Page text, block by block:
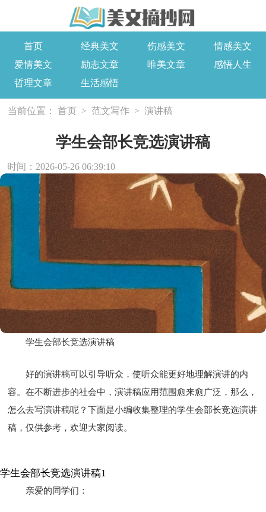
首页 经典美文 伤感美文
情感美文
爱情美文
励志文章 唯美文章
感悟人生
哲理文章
生活感悟
当前位置： 首页 > 范文写作 > 演讲稿
学生会部长竞选演讲稿
时间：2026-05-26 06:39:10
学生会部长竞选演讲稿
好的演讲稿可以引导听众，使听众能更好地理解演讲的内
容。在不断进步的社会中，演讲稿应用范围愈来愈广泛，那么，
怎么去写演讲稿呢？下面是小编收集整理的学生会部长竞选演讲
稿，仅供参考，欢迎大家阅读。
学生会部长竞选演讲稿1
亲爱的同学们：